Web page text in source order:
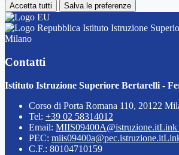
Accetta tutti Salva le preferenze
Istituto Istruzione
Milano
Contatti
Istituto Istruzione Superiore Bertarelli -
Corso di Porta Romana 110, 20122
Tel: +39 02 58314012
Email: MIIS09400A@istruzione.itLink
PEC: miis09400a@pec.istruzione.it
C.F.: 80104710159